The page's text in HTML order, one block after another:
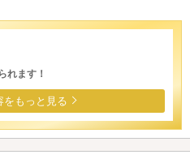
れます！
をもっと見る